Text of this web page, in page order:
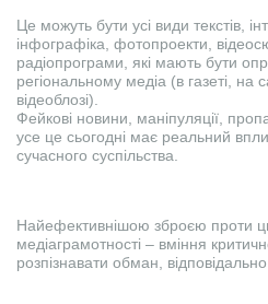
Це можуть бути усі види текстів,
інфографіка, фотопроекти,
радіопрограми, які мають бути
регіональному медіа (в газеті, на
відеоблозі).
Фейкові новини, маніпуляції,
усе це сьогодні має реальний
сучасного суспільства.
Найефективнішою зброєю проти
медіаграмотності – вміння
розпізнавати обман,